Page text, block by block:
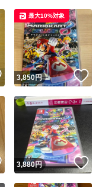
いいね！
3,850円
最大10%対象
いいね！
3,880円